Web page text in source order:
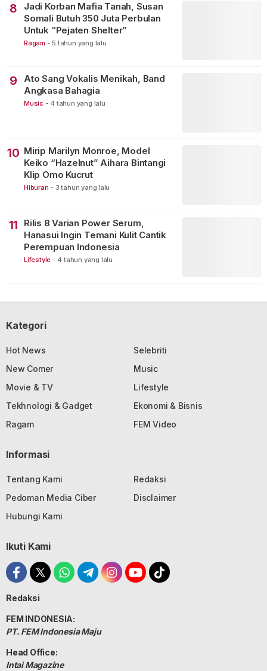
8
Jadi Korban Mafia Tanah, Susan
Somali Butuh 350 Juta Perbulan
Untuk “Pejaten Shelter”
Ragam - 5 tahun yang lalu
9
Ato Sang Vokalis Menikah, Band
Angkasa Bahagia
Music - 4 tahun yang lalu
10 Mirip Marilyn Monroe, Model
Keiko “Hazelnut” Aihara Bintangi
Klip Omo Kucrut
Hiburan - 3 tahun yang lalu
11
Rilis 8 Varian Power Serum,
Hanasui Ingin Temani Kulit Cantik
Perempuan Indonesia
Lifestyle - 4 tahun yang lalu
Kategori
Hot News
Selebriti
New Comer
Music
Movie & TV
Lifestyle
Tekhnologi & Gadget
Ekonomi & Bisnis
Ragam
FEM Video
Informasi
Tentang Kami
Redaksi
Pedoman Media Ciber
Disclaimer
Hubungi Kami
Ikuti Kami
Redaksi
FEM INDONESIA:
PT. FEM Indonesia Maju
Head Office:
Intai Magazine